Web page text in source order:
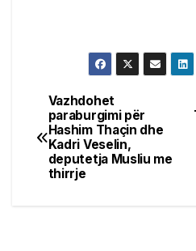
Post
navigation
Vazhdohet
paraburgimi për
Hashim Thaçin dhe
Kadri Veselin,
deputetja Musliu me
thirrje